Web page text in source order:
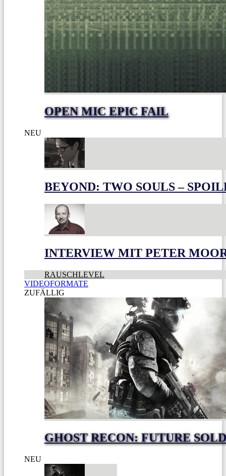
OPEN MIC EPIC FAIL
NEU
BEYOND: TWO SOULS –
INTERVIEW MIT PETER
RAUSCHLEVEL
VIDEOFORMATE
ZUFÄLLIG
GHOST RECON: FUTURE
NEU